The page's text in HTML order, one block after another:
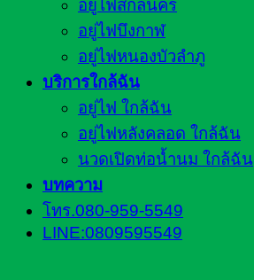
อยู่ไฟสกลนคร
อยู่ไฟบึงกาฬ
อยู่ไฟหนองบัวลำภู
บริการใกล้ฉัน
อยู่ไฟ ใกล้ฉัน
อยู่ไฟหลังคลอด ใกล้ฉัน
นวดเปิดท่อน้ำนม ใกล้ฉัน
บทความ
โทร.080-959-5549
LINE:0809595549